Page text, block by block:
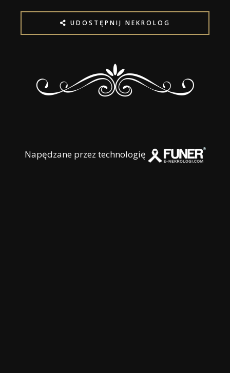
UDOSTĘPNIJ NEKROLOG
Napędzane przez technologię